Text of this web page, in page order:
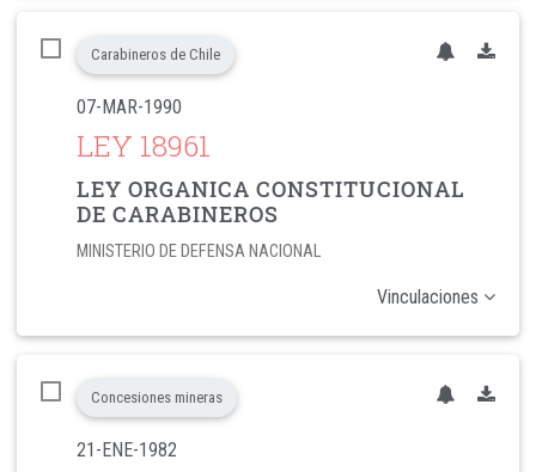
Carabineros de Chile
07-MAR-1990
LEY 18961
LEY ORGANICA CONSTITUCIONAL
DE CARABINEROS
MINISTERIO DE DEFENSA NACIONAL
Vinculaciones
Concesiones mineras
21-ENE-1982